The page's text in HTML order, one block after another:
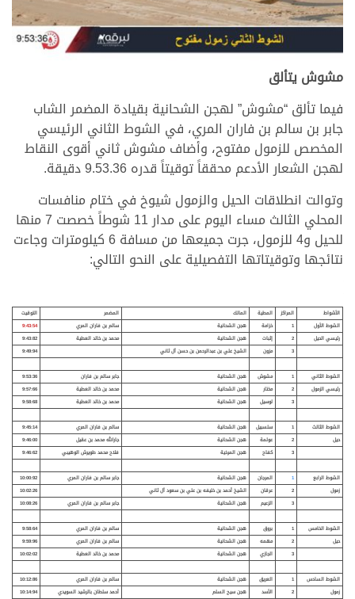
مشوش يتألق
فيما تألق “مشوش” لهجن الشحانية بقيادة المضمر الشاب
جابر بن سالم بن فاران المري، في الشوط الثاني الرئيسي
المخصص للزمول مفتوح، وأضاف مشوش ثاني أقوى النقاط
لهجن الشعار الأدعم محققاً توقيتاً قدره 9.53.36 دقيقة.
وتوالت انطلاقات الحيل والزمول شيوخ في ختام منافسات
المحلي الثالث مساء اليوم على مدار 11 شوطاً خصصت 7 منها
للحيل و4 للزمول، جرت جميعها من مسافة 6 كيلومترات وجاءت
نتائجها وتوقيتاتها التفصيلية على النحو التالي:
الأشواط المراكز المطية المالك المضمر
التوقيت
الشوط الأول
1 خزامة هجن الشحانية سالم بن فاران المري
9:43:54
رئيسي الحيل
2 إثبات هجن الشحانية محمد بن خالد العطية
9:43:82
3
مزون الشيخ علي بن عبدالرحمن بن حسن آل ثاني 9:49:94
الشوط الثاني 1 مشوش هجن الشحانية جابر سالم بن فاران
9:53:36
رئيسي الزمول
2 مختار هجن الشحانية محمد بن خالد العطية
9:57:66
3
لوسيل هجن الشحانية محمد بن خالد العطية 9:58:68
الشوط الثالث 1 سلسبيل هجن الشحانية سالم بن فاران المري
9:45:14
حيل
2 عولمة هجن الشحانية جارالله محمد بن عقيل
9:46:00
3
كفاح هجن المرخية فلاح محمد طويرش الوهيبي 9:46:62
الشوط الرابع 1 المرجان هجن الشحانية جابر سالم بن فاران المري
10:00:92
زمول
2 عرقان الشيخ أحمد بن خليفه بن علي بن سعود آل ثاني
10:02:26
3
الزعيم هجن الشحانية جابر سالم بن فاران المري 10:08:26
الشوط الخامس 1 بروق هجن الشحانية سالم بن فاران المري
9:58:64
حيل
2 مهمه هجن الشحانية سالم بن فاران المري
9:59:96
3
الجازي هجن الشحانية محمد بن خالد العطية 10:02:02
الشوط السادس 1 العريق هجن الشحانية سالم بن فاران المري
10:12:86
زمول
2 الأسد هجن سيح السلم أحمد سلطان بالرشيد السويدي
10:14:94